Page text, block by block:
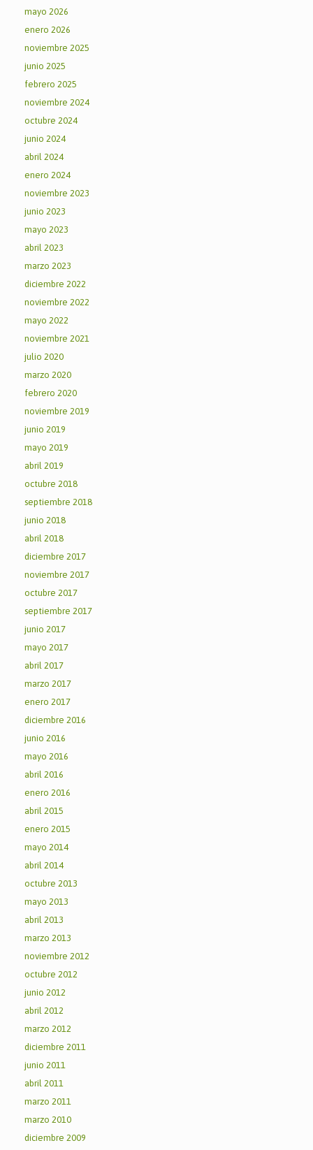
mayo 2026
enero 2026
noviembre 2025
junio 2025
febrero 2025
noviembre 2024
octubre 2024
junio 2024
abril 2024
enero 2024
noviembre 2023
junio 2023
mayo 2023
abril 2023
marzo 2023
diciembre 2022
noviembre 2022
mayo 2022
noviembre 2021
julio 2020
marzo 2020
febrero 2020
noviembre 2019
junio 2019
mayo 2019
abril 2019
octubre 2018
septiembre 2018
junio 2018
abril 2018
diciembre 2017
noviembre 2017
octubre 2017
septiembre 2017
junio 2017
mayo 2017
abril 2017
marzo 2017
enero 2017
diciembre 2016
junio 2016
mayo 2016
abril 2016
enero 2016
abril 2015
enero 2015
mayo 2014
abril 2014
octubre 2013
mayo 2013
abril 2013
marzo 2013
noviembre 2012
octubre 2012
junio 2012
abril 2012
marzo 2012
diciembre 2011
junio 2011
abril 2011
marzo 2011
marzo 2010
diciembre 2009